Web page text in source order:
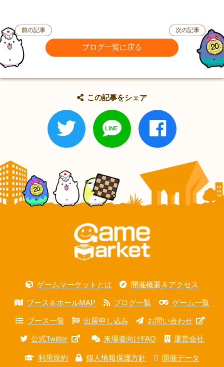
前の記事
ブログ一覧に戻る
次の記事
この記事をシェア
ゲームマーケットとは 開催概要＆アクセス
ブース＆ホールMAP ブログ一覧 ゲーム一覧
ブース一覧 出展申し込み お問い合わせ
公式Twitter 来場者向けFAQ 運営会社
利用規約 個人情報保護方針 開催データ